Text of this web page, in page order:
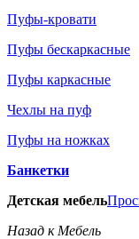
Пуфы-кровати
Пуфы бескаркасные
Пуфы каркасные
Чехлы на пуф
Пуфы на ножках
Банкетки
Детская мебель
Назад к Мебель